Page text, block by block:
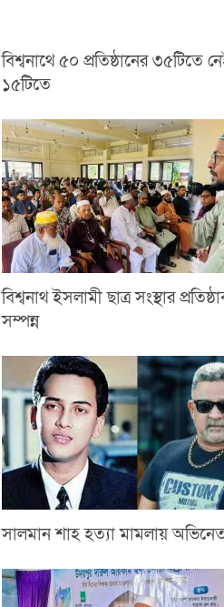
বিশ্বনাথে ৫০ প্রতিষ্ঠানের ৩৫টিতে
১৫টিতে
বিশ্বনাথ ইসলামী ছাত্র সংস্থার
সম্পন্ন
সালমান শাহ হত্যা মামলায়